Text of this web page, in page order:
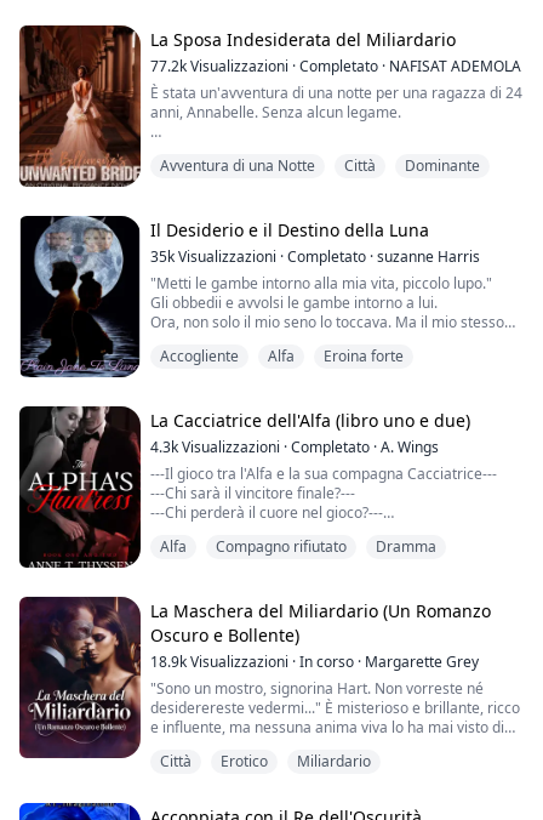
La sua lingua cerca di entrare mentre le sue mani si
spostano dalla mia vita alla parte bassa della schiena,
tirando il mio corpo più vicino al suo...
La Sposa Indesiderata del Miliardario
77.2kVisualizzazioni ·Completato · NAFISAT ADEMOLA
È stata un'avventura di una notte per una ragazza di 24
anni, Annabelle. Senza alcun legame.
di una rivista etichettato come il più giovane miliardario
Aidan è un miliardario di 26 anni con un forte desiderio
sessuale, sin dalla notte passata co...
Avventura di una Notte Città Dominante
Il Desiderio e il Destino della Luna
35kVisualizzazioni ·Completato ·suzanne Harris
"Metti le gambe intorno alla mia vita, piccolo lupo."
Gli obbedii e avvolsi le gambe intorno a lui.
Ora, non solo il mio seno lo toccava. Ma il mio stesso
"Dì il mio nome, piccolo lupo",
petto.
Quando sentii la sua mano afferrare il mio seno
rotondo, ge...
Accogliente Alfa Eroina forte
La Cacciatrice dell'Alfa (libro uno e due)
4.3kVisualizzazioni ·Completato ·A. Wings
---Il gioco tra l'Alfa e la sua compagna Cacciatrice---
---Chi sarà il vincitore finale?---
---Chi perderà il cuore nel gioco?---
"Non mi hai mai detto perché avevi quei numeri," disse
risposi.
"Oh? Perché allora il 110?" continuò a chiedere Rogan.
Sorrisi un po', e Rogan mi guardò confuso.
"Era il num...
Alfa Compagno rifiutato Dramma
La Maschera del Miliardario (Un Romanzo
Oscuro e Bollente)
18.9kVisualizzazioni ·In corso · Margarette Grey
"Sono un mostro, signorina Hart. Non vorreste né
desiderereste vedermi..." È misterioso e brillante, ricco
e influente, ma nessuna anima viva lo ha mai visto di
sue molte regole. Nessuno può toccarlo nemmeno;
ogni regola. Ora sono estremamente attratta da lui. La
Città Erotico Miliardario